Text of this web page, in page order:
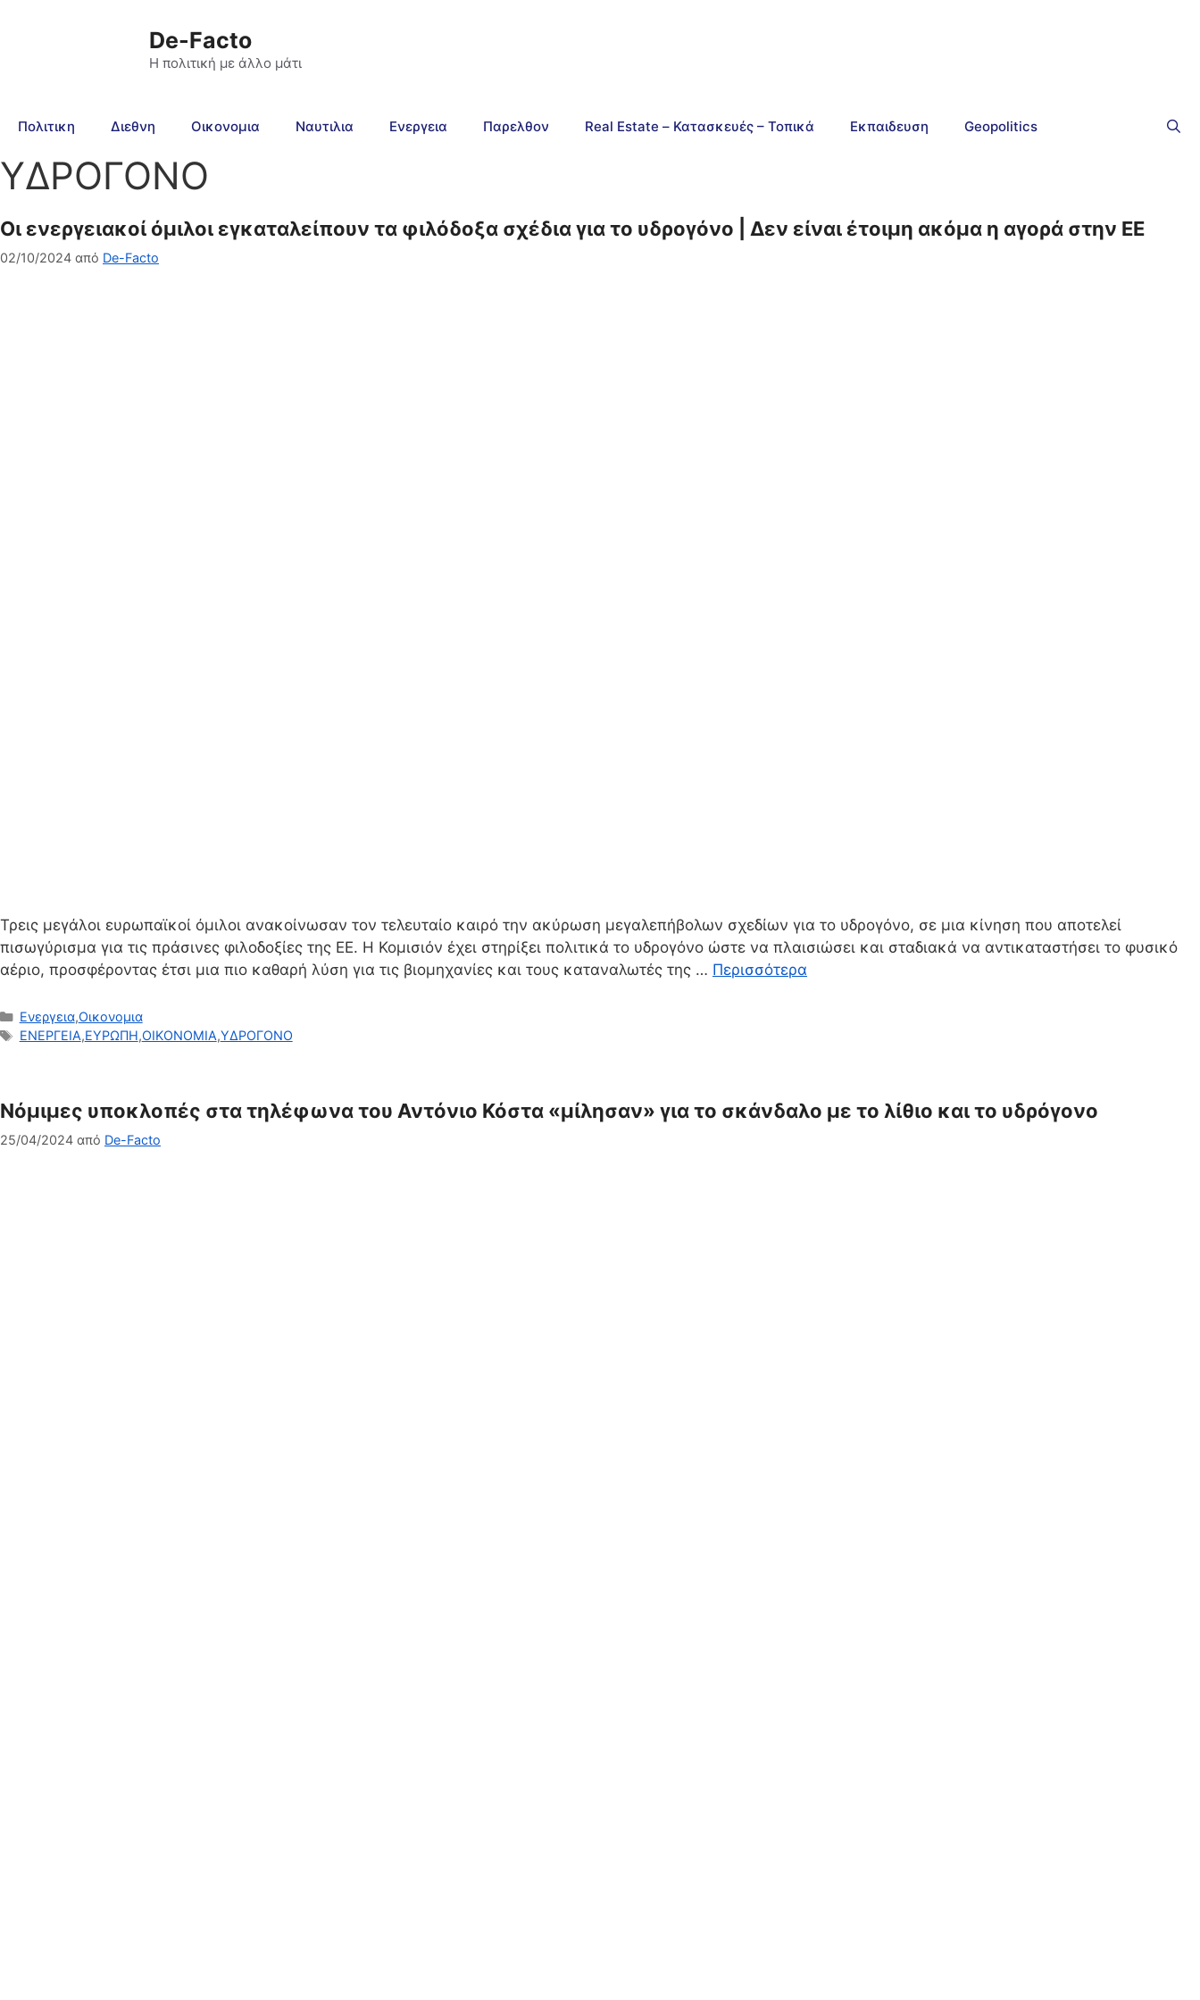
De-Facto
Η πολιτική με άλλο μάτι
Πολιτικη Διεθνη Οικονομια Ναυτιλια Ενεργεια Παρελθον Real Estate – Κατασκευές – Τοπικά Εκπαιδευση Geopolitics
ΥΔΡΟΓΟΝΟ
Οι ενεργειακοί όμιλοι εγκαταλείπουν τα φιλόδοξα σχέδια για το υδρογόνο | Δεν είναι έτοιμη ακόμα η αγορά στην ΕΕ
02/10/2024 από De-Facto
Τρεις μεγάλοι ευρωπαϊκοί όμιλοι ανακοίνωσαν τον τελευταίο καιρό την ακύρωση μεγαλεπήβολων σχεδίων για το υδρογόνο, σε μια κίνηση που αποτελεί
πισωγύρισμα για τις πράσινες φιλοδοξίες της ΕΕ. Η Κομισιόν έχει στηρίξει πολιτικά το υδρογόνο ώστε να πλαισιώσει και σταδιακά να αντικαταστήσει το φυσικό
αέριο, προσφέροντας έτσι μια πιο καθαρή λύση για τις βιομηχανίες και τους καταναλωτές της … Περισσότερα
Κατηγορίες
Ενεργεια,Οικονομια
Ετικέτες
ΕΝΕΡΓΕΙΑ,ΕΥΡΩΠΗ,ΟΙΚΟΝΟΜΙΑ,ΥΔΡΟΓΟΝΟ
Νόμιμες υποκλοπές στα τηλέφωνα του Αντόνιο Κόστα «μίλησαν» για το σκάνδαλο με το λίθιο και το υδρόγονο
25/04/2024 από De-Facto